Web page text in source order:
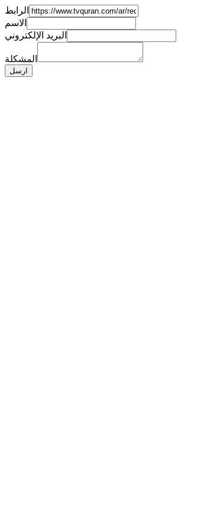
الرابط
الاسم
البريد الإلكتروني
المشكلة
ارسل